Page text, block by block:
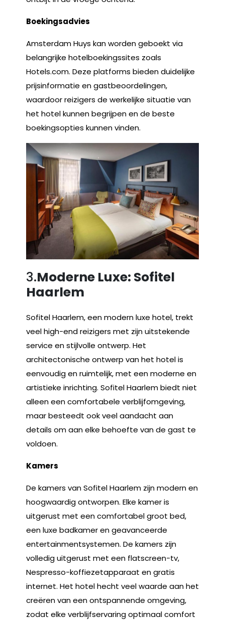
Boekingsadvies
Amsterdam Huys kan worden geboekt via
belangrijke hotelboekingssites zoals
Hotels.com. Deze platforms bieden duidelijke
prijsinformatie en gastbeoordelingen,
waardoor reizigers de werkelijke situatie van
het hotel kunnen begrijpen en de beste
boekingsopties kunnen vinden.
3.Moderne Luxe: Sofitel
Haarlem
Sofitel Haarlem, een modern luxe hotel, trekt
veel high-end reizigers met zijn uitstekende
service en stijlvolle ontwerp. Het
architectonische ontwerp van het hotel is
eenvoudig en ruimtelijk, met een moderne en
artistieke inrichting. Sofitel Haarlem biedt niet
alleen een comfortabele verblijfomgeving,
maar besteedt ook veel aandacht aan
details om aan elke behoefte van de gast te
voldoen.
Kamers
De kamers van Sofitel Haarlem zijn modern en
hoogwaardig ontworpen. Elke kamer is
uitgerust met een comfortabel groot bed,
een luxe badkamer en geavanceerde
entertainmentsystemen. De kamers zijn
volledig uitgerust met een flatscreen-tv,
Nespresso-koffiezetapparaat en gratis
internet. Het hotel hecht veel waarde aan het
creëren van een ontspannende omgeving,
zodat elke verblijfservaring optimaal comfort